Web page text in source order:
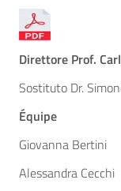
Direttore Prof.
Sostituto Dr.
Équipe
Giovanna Bertini
Alessandra Cecchi